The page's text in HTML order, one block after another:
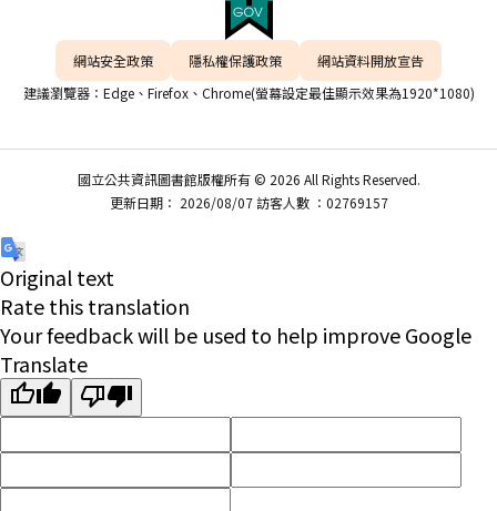
網站安全政策 隱私權保護政策
網站資料開放宣告
建議瀏覽器：Edge、Firefox、Chrome(螢幕設定最佳顯示效果為1920*1080)
國立公共資訊圖書館版權所有 © 2026 All Rights Reserved.
更新日期： 2026/08/07 訪客人數 ：02769157
Original text
Rate this translation
Your feedback will be used to help improve Google
Translate